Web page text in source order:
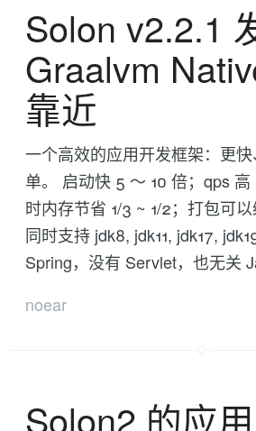
Solon v2.2.1
Graalvm
靠近
一个高效的应用开发框架：更
单。 启动快 5 ～ 10 倍；qps
时内存节省 1/3 ~ 1/2；打包可以
同时支持 jdk8, jdk11, jdk17,
Spring，没有 Servlet，也无关
noear
Solon2 的应